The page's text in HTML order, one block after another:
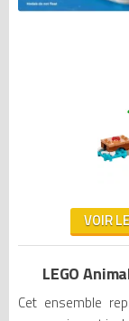
VOIR
LEGO
Cet ensemble